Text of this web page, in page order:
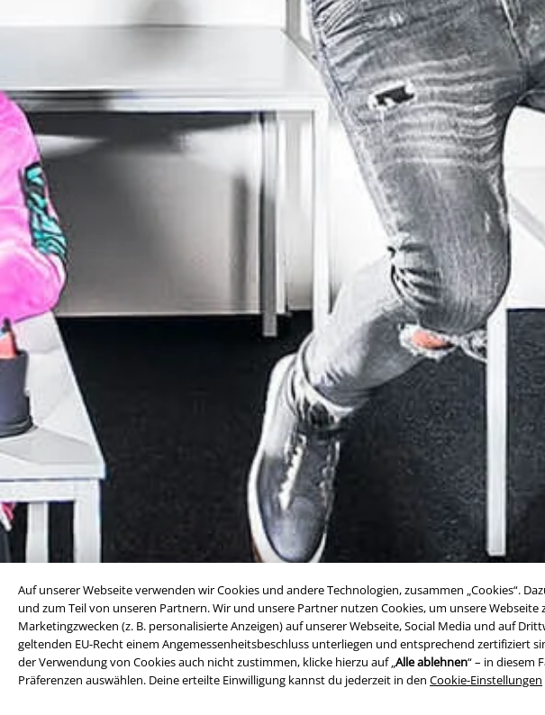
Auf unserer Webseite verwenden wir Cookies und andere Technologien, zusammen „Cookies“.
und zum Teil von unseren Partnern. Wir und unsere Partner nutzen Cookies, um unsere
Marketingzwecken (z. B. personalisierte Anzeigen) auf unserer Webseite, Social Media und auf
geltenden EU-Recht einem Angemessenheitsbeschluss unterliegen und entsprechend zertifiziert
der Verwendung von Cookies auch nicht zustimmen, klicke hierzu auf „Alle ablehnen“ – in diesem
Präferenzen auswählen. Deine erteilte Einwilligung kannst du jederzeit in den Cookie-Einstellungen
Alle Teams
Marketing & Sales